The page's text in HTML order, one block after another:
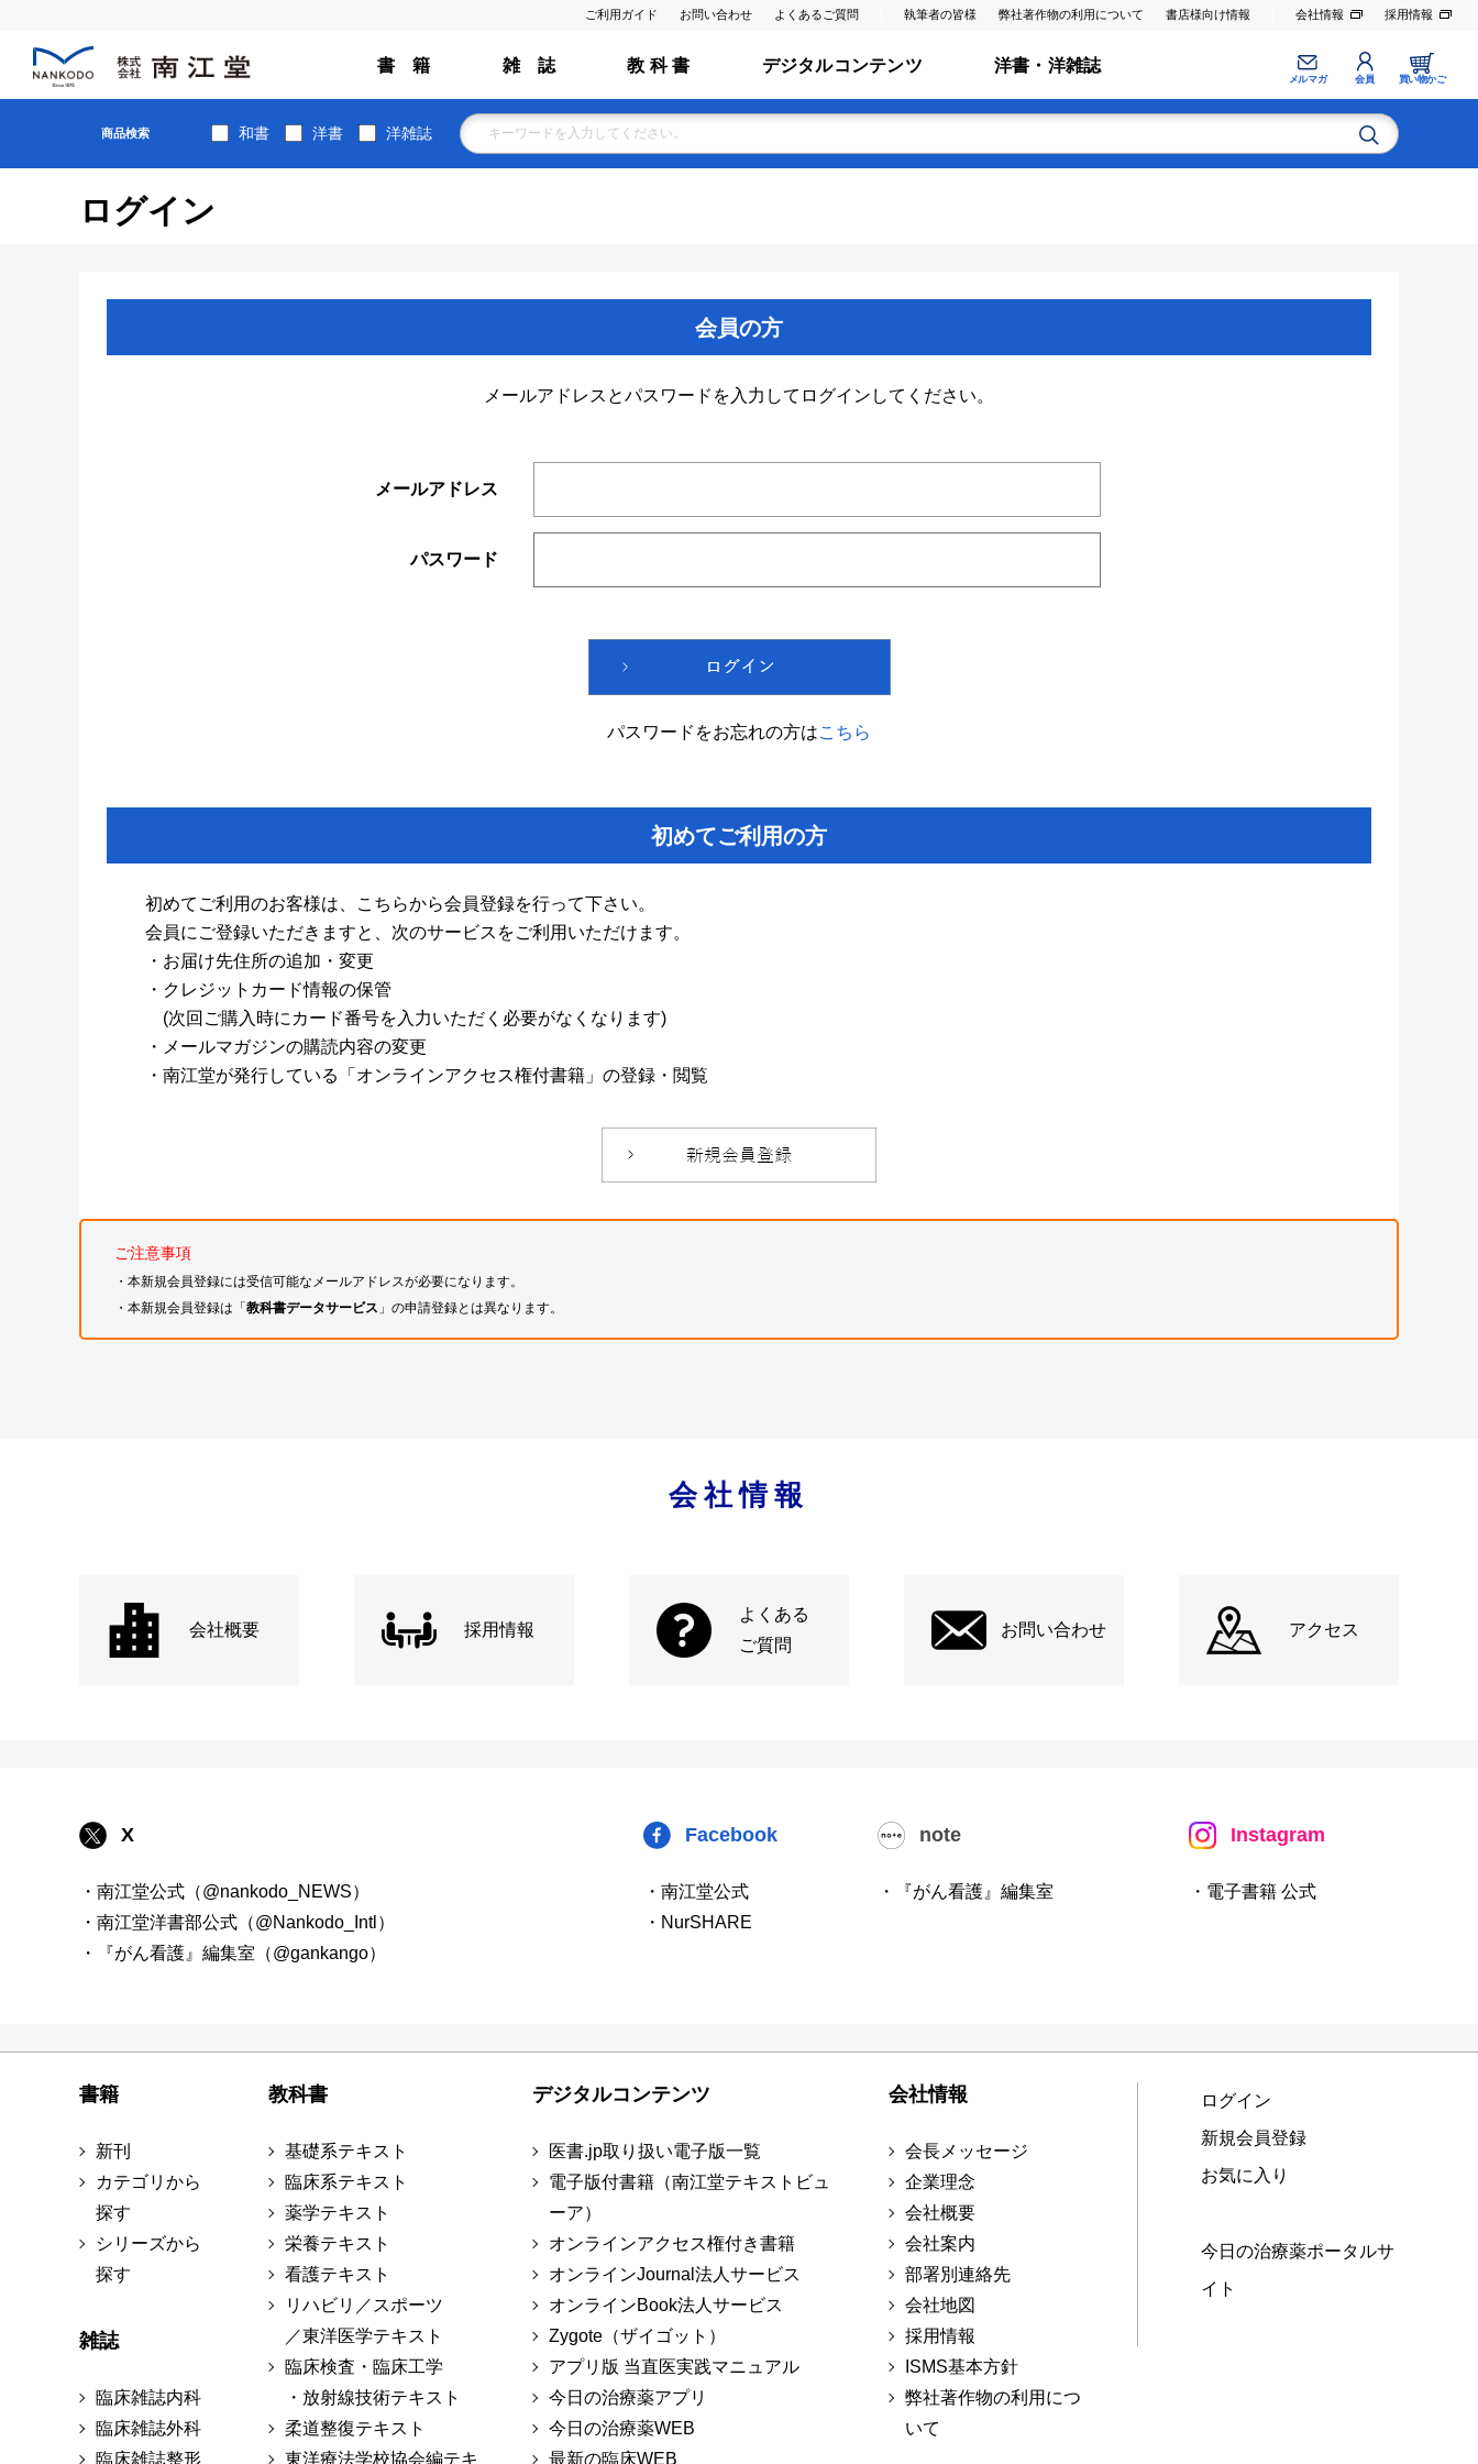
ご利用ガイド お問い合わせ よくあるご質問 執筆者の皆様 弊社著作物の利用について 書店様向け情報 会社情報 採用情報
書 籍 雑 誌 教 科 書 デジタルコンテンツ 洋書・洋雑誌
メルマガ 会員 買い物かご
商品検索 和書 洋書 洋雑誌
ログイン
会員の方
メールアドレスとパスワードを入力してログインしてください。
メールアドレス
パスワード
パスワードをお忘れの方はこちら
初めてご利用の方
初めてご利用のお客様は、こちらから会員登録を行って下さい。
会員にご登録いただきますと、次のサービスをご利用いただけます。
・お届け先住所の追加・変更
・クレジットカード情報の保管
(次回ご購入時にカード番号を入力いただく必要がなくなります)
・メールマガジンの購読内容の変更
・南江堂が発行している「オンラインアクセス権付書籍」の登録・閲覧
ご注意事項
・本新規会員登録には受信可能なメールアドレスが必要になります。
・本新規会員登録は「教科書データサービス 」の申請登録とは異なります。
会社情報
会社概要 採用情報
よくある
ご質問
お問い合わせ アクセス
X
・南江堂公式（@nankodo_NEWS）
・南江堂洋書部公式（@Nankodo_Intl）
・『がん看護』編集室（@gankango）
Facebook
・南江堂公式
・NurSHARE
note
・『がん看護』編集室
Instagram
・電子書籍 公式
書籍
新刊
カテゴリから
探す
シリーズから
探す
雑誌
臨床雑誌内科
臨床雑誌外科
臨床雑誌整形
教科書
基礎系テキスト
臨床系テキスト
薬学テキスト
栄養テキスト
看護テキスト
リハビリ／スポーツ
／東洋医学テキスト
臨床検査・臨床工学
・放射線技術テキスト
柔道整復テキスト
東洋療法学校協会編テキ
デジタルコンテンツ
医書.jp取り扱い電子版一覧
電子版付書籍（南江堂テキストビュ
ーア）
オンラインアクセス権付き書籍
オンラインJournal法人サービス
オンラインBook法人サービス
Zygote（ザイゴット）
アプリ版 当直医実践マニュアル
今日の治療薬アプリ
今日の治療薬WEB
最新の臨床WEB
会社情報
会長メッセージ
企業理念
会社概要
会社案内
部署別連絡先
会社地図
採用情報
ISMS基本方針
弊社著作物の利用につ
いて
ログイン
新規会員登録
お気に入り
今日の治療薬ポータルサ
イト